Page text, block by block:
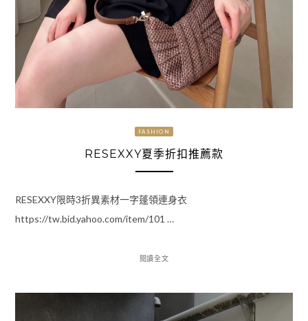
FASHION
RESEXXY夏季折扣推薦款
RESEXXY限時3折異素材一字蓬領連身衣
https://tw.bid.yahoo.com/item/101 …
閱讀全文